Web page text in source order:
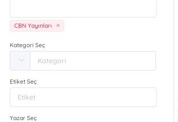
CBN Yayınları
Kategori Seç
Etiket Seç
Yazar Seç